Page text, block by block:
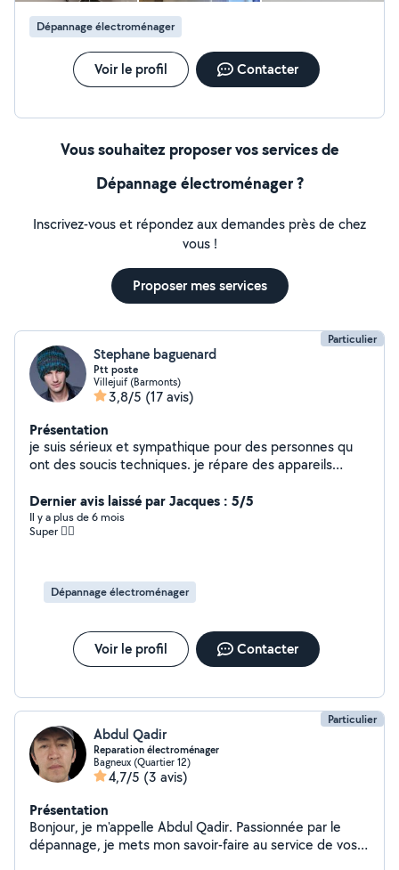
Dépannage électroménager
Voir le profil Contacter
Vous souhaitez proposer vos services de
Dépannage électroménager ?
Inscrivez-vous et répondez aux demandes près de chez
vous !
Proposer mes services
Particulier
Stephane baguenard
Ptt poste
Villejuif (Barmonts)
3,8/5 (17 avis)
Présentation
je suis sérieux et sympathique pour des personnes qu
ont des soucis techniques. je répare des appareils
services . Si , je ne reponds pas à votre demande privée,
c est que je fais pas cette reparation merci de ne pas
me laisser un avis negative . je peux répondre à quatre
Dernier avis laissé par Jacques : 5/5
Il y a plus de 6 mois
Super 👍🏽
Dépannage électroménager
Voir le profil Contacter
Particulier
Abdul Qadir
Reparation électroménager
Bagneux (Quartier 12)
4,7/5 (3 avis)
Présentation
Bonjour, je m'appelle Abdul Qadir. Passionnée par le
dépannage, je mets mon savoir-faire au service de vos